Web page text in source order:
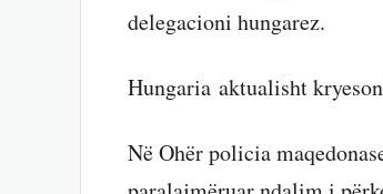
delegacioni hungarez.
Hungaria aktualisht
Në Ohër policia